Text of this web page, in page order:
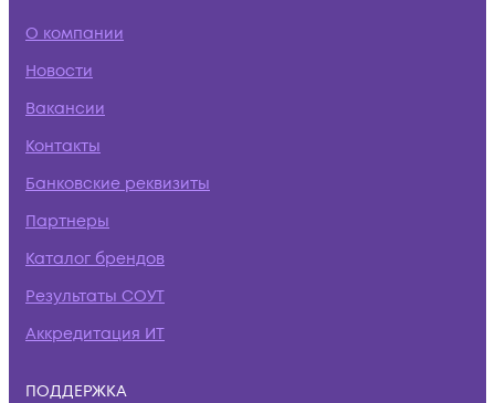
О компании
Новости
Вакансии
Контакты
Банковские реквизиты
Партнеры
Каталог брендов
Результаты СОУТ
Аккредитация ИТ
ПОДДЕРЖКА